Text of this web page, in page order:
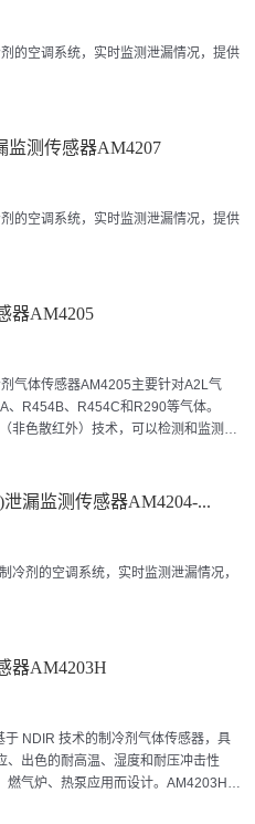
的空调系统，实时监测泄漏情况，提供
监测传感器AM4207
的空调系统，实时监测泄漏情况，提供
器AM4205
气体传感器AM4205主要针对A2L气
、R454B、R454C和R290等气体。
非色散红外）技术，可以检测和监测制
预警，具有响应速度快、精度高、长期
效校准，广泛用于商业/运输/工业制冷、
泄漏监测传感器AM4204-...
冷剂的空调系统，实时监测泄漏情况，
器AM4203H
NDIR 技术的制冷剂气体传感器，具
、出色的耐高温、湿度和耐压冲击性
燃气炉、热泵应用而设计。AM4203H还
能，内置继电器设计，为HVAC&R设备